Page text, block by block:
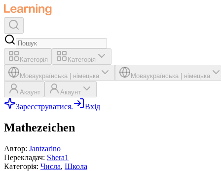
Категорія Категорія
Моваукраїнська німецька Моваукраїнська німецька
Акаунт Акаунт
Зареєструватися. Вхід
Mathezeichen
Автор: Jantzarino
Перекладач: Shera1
Категорія: Числа, Школа